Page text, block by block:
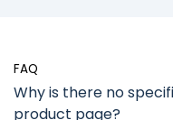
FAQ
Why is there no
product page?